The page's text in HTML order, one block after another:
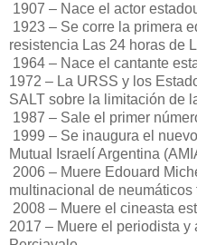
1907 – Nace el actor
1923 – Se corre la primera
resistencia Las 24 horas de
1964 – Nace el cantante
1972 – La URSS y los
SALT sobre la limitación de
1987 – Sale el primer
1999 – Se inaugura el
Mutual Israelí Argentina
2006 – Muere Edouard
multinacional de neumáticos
2008 – Muere el cineasta
2017 – Muere el periodista y